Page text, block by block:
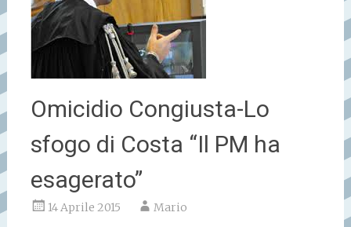
Omicidio Congiusta-Lo
sfogo di Costa “Il PM ha
esagerato”
14 Aprile 2015 Mario